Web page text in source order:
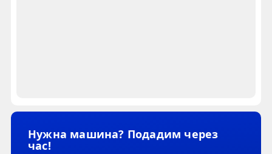
Нужна машина? Подадим через
час!